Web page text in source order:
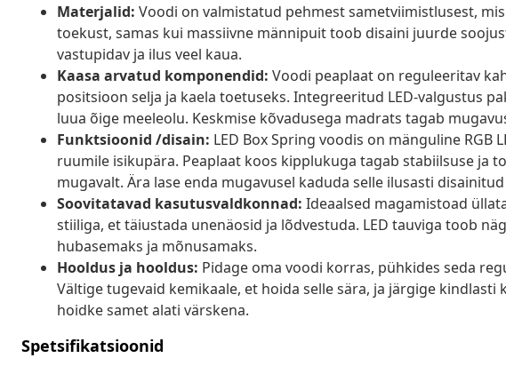
Materjalid: Voodi on valmistatud pehmest sametviimistlusest,
toekust, samas kui massiivne männipuit toob disaini juurde
vastupidav ja ilus veel kaua.
Kaasa arvatud komponendid: Voodi peaplaat on reguleeritav
positsioon selja ja kaela toetuseks. Integreeritud LED-valgustus
luua õige meeleolu. Keskmise kõvadusega madrats tagab
Funktsioonid /disain: LED Box Spring voodis on mänguline RGB
ruumile isikupära. Peaplaat koos kipplukuga tagab stabiilsuse ja
mugavalt. Ära lase enda mugavusel kaduda selle ilusasti
Soovitatavad kasutusvaldkonnad: Ideaalsed magamistoad
stiiliga, et täiustada unenäosid ja lõdvestuda. LED tauviga toob
hubasemaks ja mõnusamaks.
Hooldus ja hooldus: Pidage oma voodi korras, pühkides seda
Vältige tugevaid kemikaale, et hoida selle sära, ja järgige kindlasti
hoidke samet alati värskena.
Spetsifikatsioonid